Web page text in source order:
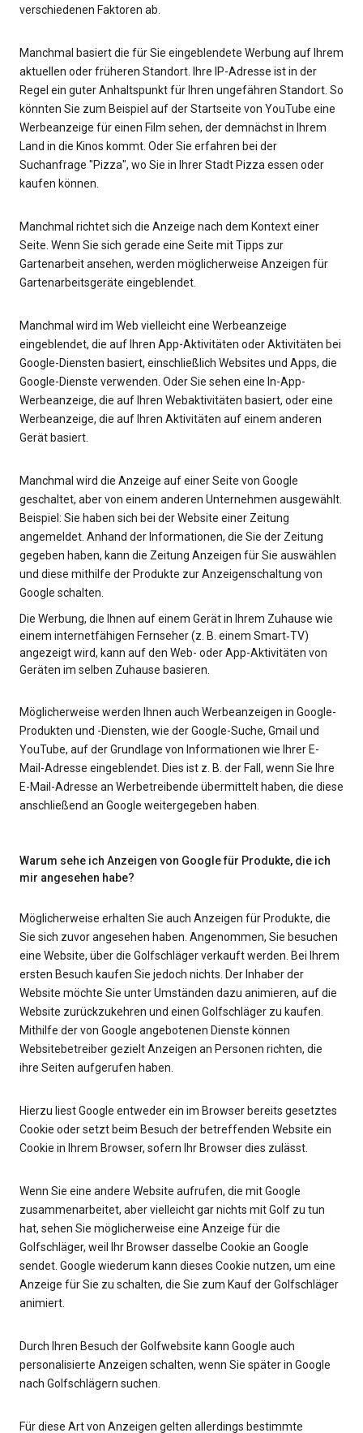
verschiedenen Faktoren ab.
Manchmal basiert die für Sie eingeblendete Werbung auf Ihrem
aktuellen oder früheren Standort. Ihre IP-Adresse ist in der
Regel ein guter Anhaltspunkt für Ihren ungefähren Standort. So
könnten Sie zum Beispiel auf der Startseite von YouTube eine
Werbeanzeige für einen Film sehen, der demnächst in Ihrem
Land in die Kinos kommt. Oder Sie erfahren bei der
Suchanfrage "Pizza", wo Sie in Ihrer Stadt Pizza essen oder
kaufen können.
Manchmal richtet sich die Anzeige nach dem Kontext einer
Seite. Wenn Sie sich gerade eine Seite mit Tipps zur
Gartenarbeit ansehen, werden möglicherweise Anzeigen für
Gartenarbeitsgeräte eingeblendet.
Manchmal wird im Web vielleicht eine Werbeanzeige
eingeblendet, die auf Ihren App-Aktivitäten oder Aktivitäten bei
Google-Diensten basiert, einschließlich Websites und Apps, die
Google-Dienste verwenden. Oder Sie sehen eine In-App-
Werbeanzeige, die auf Ihren Webaktivitäten basiert, oder eine
Werbeanzeige, die auf Ihren Aktivitäten auf einem anderen
Gerät basiert.
Manchmal wird die Anzeige auf einer Seite von Google
geschaltet, aber von einem anderen Unternehmen ausgewählt.
Beispiel: Sie haben sich bei der Website einer Zeitung
angemeldet. Anhand der Informationen, die Sie der Zeitung
gegeben haben, kann die Zeitung Anzeigen für Sie auswählen
und diese mithilfe der Produkte zur Anzeigenschaltung von
Google schalten.
Die Werbung, die Ihnen auf einem Gerät in Ihrem Zuhause wie
einem internetfähigen Fernseher (z. B. einem Smart‑TV)
angezeigt wird, kann auf den Web- oder App-Aktivitäten von
Geräten im selben Zuhause basieren.
Möglicherweise werden Ihnen auch Werbeanzeigen in Google-
Produkten und -Diensten, wie der Google-Suche, Gmail und
YouTube, auf der Grundlage von Informationen wie Ihrer E-
Mail-Adresse eingeblendet. Dies ist z. B. der Fall, wenn Sie Ihre
E-Mail-Adresse an Werbetreibende übermittelt haben, die diese
anschließend an Google weitergegeben haben.
Warum sehe ich Anzeigen von Google für Produkte, die ich
mir angesehen habe?
Möglicherweise erhalten Sie auch Anzeigen für Produkte, die
Sie sich zuvor angesehen haben. Angenommen, Sie besuchen
eine Website, über die Golfschläger verkauft werden. Bei Ihrem
ersten Besuch kaufen Sie jedoch nichts. Der Inhaber der
Website möchte Sie unter Umständen dazu animieren, auf die
Website zurückzukehren und einen Golfschläger zu kaufen.
Mithilfe der von Google angebotenen Dienste können
Websitebetreiber gezielt Anzeigen an Personen richten, die
ihre Seiten aufgerufen haben.
Hierzu liest Google entweder ein im Browser bereits gesetztes
Cookie oder setzt beim Besuch der betreffenden Website ein
Cookie in Ihrem Browser, sofern Ihr Browser dies zulässt.
Wenn Sie eine andere Website aufrufen, die mit Google
zusammenarbeitet, aber vielleicht gar nichts mit Golf zu tun
hat, sehen Sie möglicherweise eine Anzeige für die
Golfschläger, weil Ihr Browser dasselbe Cookie an Google
sendet. Google wiederum kann dieses Cookie nutzen, um eine
Anzeige für Sie zu schalten, die Sie zum Kauf der Golfschläger
animiert.
Durch Ihren Besuch der Golfwebsite kann Google auch
personalisierte Anzeigen schalten, wenn Sie später in Google
nach Golfschlägern suchen.
Für diese Art von Anzeigen gelten allerdings bestimmte